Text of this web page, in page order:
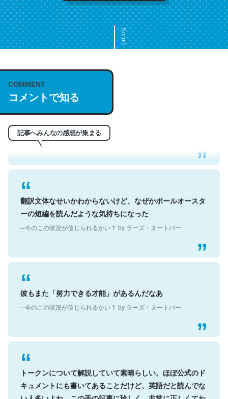
Scroll
COMMENT
コメントで知る
記事へみんなの感想が集まる
これは名文。彼はとてもクレバーなんだろうなと凄く思
う。英語少しでも読める人は原文もお勧め。自分はこの流
れ好き。Let’s Fucking Go. Then Covid hit. Shit.
─今のこの状況が信じられるかい？ by ラーズ・ヌートバー
翻訳文体なせいかわからないけど、なぜかポールオースタ
ーの短編を読んだような気持ちになった
─今のこの状況が信じられるかい？ by ラーズ・ヌートバー
彼もまた「努力できる才能」があるんだなあ
─今のこの状況が信じられるかい？ by ラーズ・ヌートバー
トークンについて解説していて素晴らしい。ほぼ公式のド
キュメントにも書いてあることだけど、英語だと読んでな
い人多いよね。この手の記事に珍しく、非常に正しくてわ